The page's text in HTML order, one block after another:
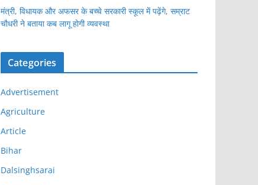
मंत्री, विधायक और अफसर के बच्चे सरकारी स्कूल में पढ़ेंगे, सम्राट
चौधरी ने बताया कब लागू होगी व्यवस्था
Categories
Advertisement
Agriculture
Article
Bihar
Dalsinghsarai